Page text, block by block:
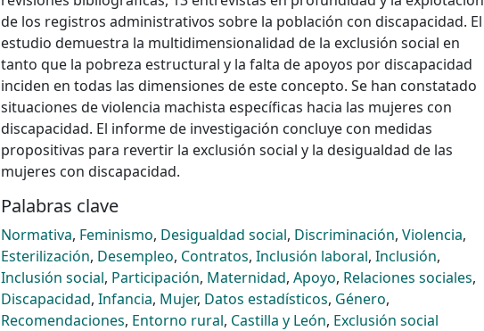
de los registros administrativos sobre la población con discapacidad. El
estudio demuestra la multidimensionalidad de la exclusión social en
tanto que la pobreza estructural y la falta de apoyos por discapacidad
inciden en todas las dimensiones de este concepto. Se han constatado
situaciones de violencia machista específicas hacia las mujeres con
discapacidad. El informe de investigación concluye con medidas
propositivas para revertir la exclusión social y la desigualdad de las
mujeres con discapacidad.
Palabras clave
Normativa, Feminismo, Desigualdad social, Discriminación, Violencia,
Esterilización, Desempleo, Contratos, Inclusión laboral, Inclusión,
Inclusión social, Participación, Maternidad, Apoyo, Relaciones sociales,
Discapacidad, Infancia, Mujer, Datos estadísticos, Género,
Recomendaciones, Entorno rural, Castilla y León, Exclusión social